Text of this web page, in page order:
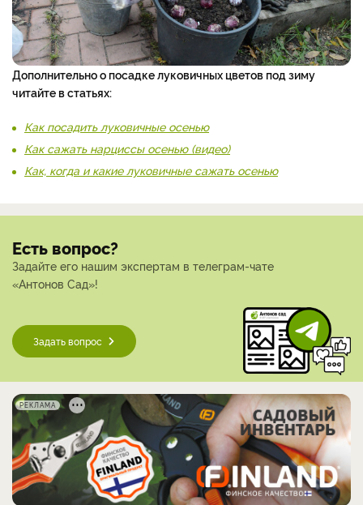
Дополнительно о посадке луковичных цветов под зиму
читайте в статьях:
Как посадить луковичные осенью
Как сажать нарциссы осенью (видео)
Как, когда и какие луковичные сажать осенью
Есть вопрос?
Задайте его нашим экспертам в телеграм-чате
«Антонов Сад»!
Задать вопрос
РЕКЛАМА